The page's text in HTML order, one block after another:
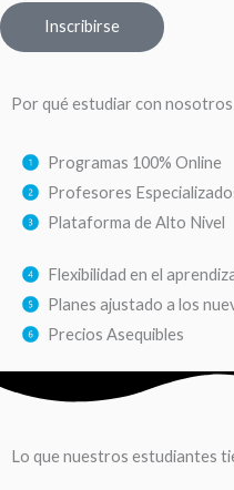
Inscribirse
Por qué estudiar con nosotros
Programas 100% Online
Profesores
Plataforma de Alto Nivel
Flexibilidad en el
Planes ajustado a los
Precios Asequibles
Lo que nuestros estudiantes